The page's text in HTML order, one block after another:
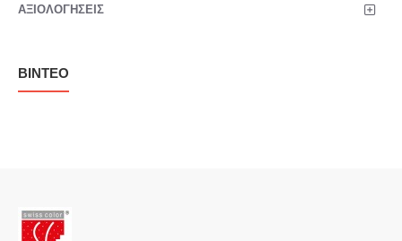
ΑΞΙΟΛΟΓΉΣΕΙΣ
ΒΊΝΤΕΟ